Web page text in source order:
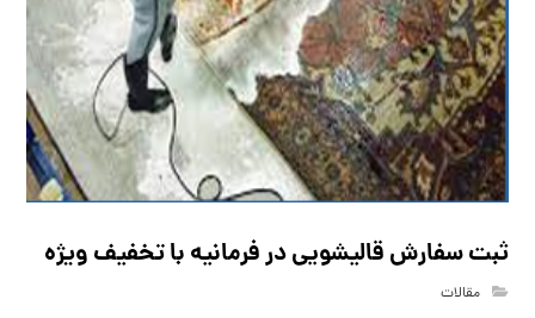
ثبت سفارش قالیشویی در فرمانیه با تخفیف ویژه
مقالات